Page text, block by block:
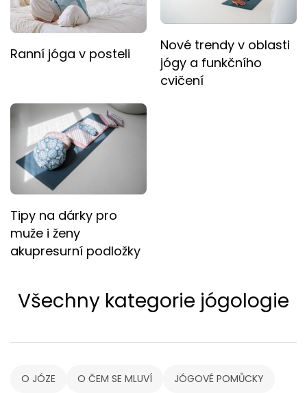
Ranní jóga v posteli
Nové trendy v oblasti
jógy a funkčního
cvičení
Tipy na dárky pro
muže i ženy
akupresurní podložky
Všechny kategorie jógologie
O JÓZE O ČEM SE MLUVÍ JÓGOVÉ POMŮCKY